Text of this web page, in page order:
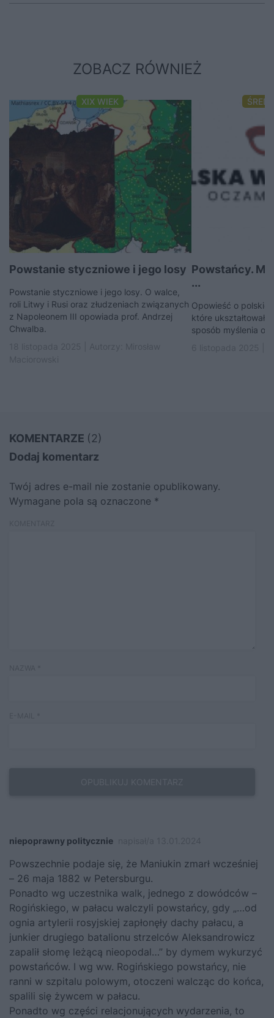
ZOBACZ RÓWNIEŻ
XIX WIEK
Powstanie styczniowe i jego losy
Powstanie styczniowe i jego losy. O walce,
roli Litwy i Rusi oraz złudzeniach związanych
z Napoleonem III opowiada prof. Andrzej
Chwalba.
Powstańcy.
...
Opowieść o
które
sposób myślenia o
KOMENTARZE (2)
Dodaj komentarz
Twój adres e-mail nie zostanie opublikowany.
Wymagane pola są oznaczone *
niepoprawny politycznie
Powszechnie podaje się, że Maniukin zmarł wcześniej
– 26 maja 1882 w Petersburgu.
Ponadto wg uczestnika walk, jednego z dowódców –
Rogińskiego, w pałacu walczyli powstańcy, gdy „…od
ognia artylerii rosyjskiej zapłonęły dachy pałacu, a
junkier drugiego batalionu strzelców Aleksandrowicz
zapalił słomę leżącą nieopodal…” by dymem wykurzyć
powstańców. I wg ww. Rogińskiego powstańcy, nie
ranni w szpitalu polowym, otoczeni walcząc do końca,
spalili się żywcem w pałacu.
Ponadto wg części relacjonujących wydarzenia, to